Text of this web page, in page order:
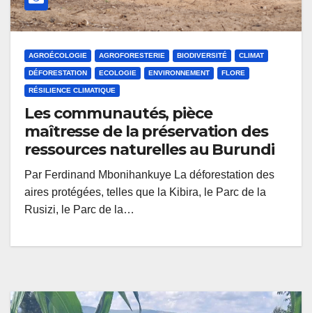
AGROÉCOLOGIE AGROFORESTERIE BIODIVERSITÉ CLIMAT
DÉFORESTATION ECOLOGIE ENVIRONNEMENT FLORE
RÉSILIENCE CLIMATIQUE
Les communautés, pièce
maîtresse de la préservation des
ressources naturelles au Burundi
Par Ferdinand Mbonihankuye La déforestation des
aires protégées, telles que la Kibira, le Parc de la
Rusizi, le Parc de la…